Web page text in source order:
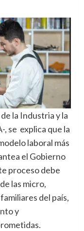
la Industria y la
se explica que la
laboral más
el Gobierno
proceso debe
las micro,
del país,
y